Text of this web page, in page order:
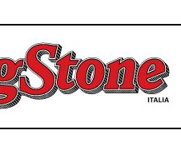
Rolling Stone Italia